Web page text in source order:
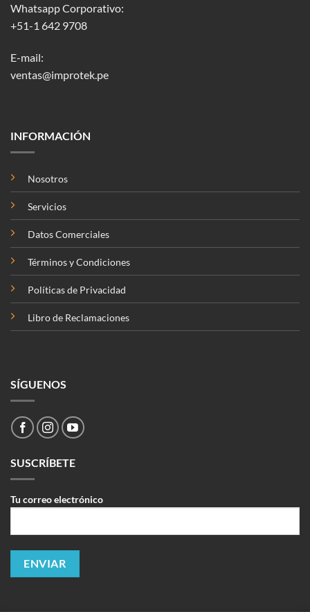
Whatsapp Corporativo:
+51-1 642 9708
E-mail:
ventas@improtek.pe
INFORMACIÓN
Nosotros
Servicios
Datos Comerciales
Términos y Condiciones
Políticas de Privacidad
Libro de Reclamaciones
SÍGUENOS
SUSCRÍBETE
Tu correo electrónico